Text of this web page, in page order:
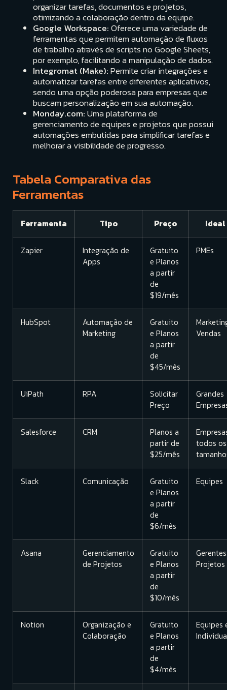
organizar tarefas, documentos e projetos,
otimizando a colaboração dentro da equipe.
Google Workspace:Oferece uma variedade de
ferramentas que permitem automação de fluxos
de trabalho através de scripts no Google Sheets,
por exemplo, facilitando a manipulação de dados.
Integromat (Make):Permite criar integrações e
automatizar tarefas entre diferentes aplicativos,
sendo uma opção poderosa para empresas que
buscam personalização em sua automação.
Monday.com:Uma plataforma de
gerenciamento de equipes e projetos que possui
automações embutidas para simplificar tarefas e
melhorar a visibilidade de progresso.
Tabela Comparativa das
Ferramentas
Ferramenta Tipo Preço
Zapier
Integração de
Apps
Gratuito
e Planos
a partir
de
$19/mês
PMEs
HubSpot
Automação de
Marketing
Gratuito
e Planos
a partir
de
$45/mês
Vendas
UiPath RPA
Solicitar
Preço
Grandes
Salesforce CRM
Planos a
partir de
$25/mês
todos os
Slack Comunicação
Gratuito
e Planos
a partir
de
$6/mês
Equipes
Asana
Gerenciamento
de Projetos
Gratuito
e Planos
a partir
de
$10/mês
Projetos
Notion
Organização e
Colaboração
Gratuito
e Planos
a partir
de
$4/mês
Equipes